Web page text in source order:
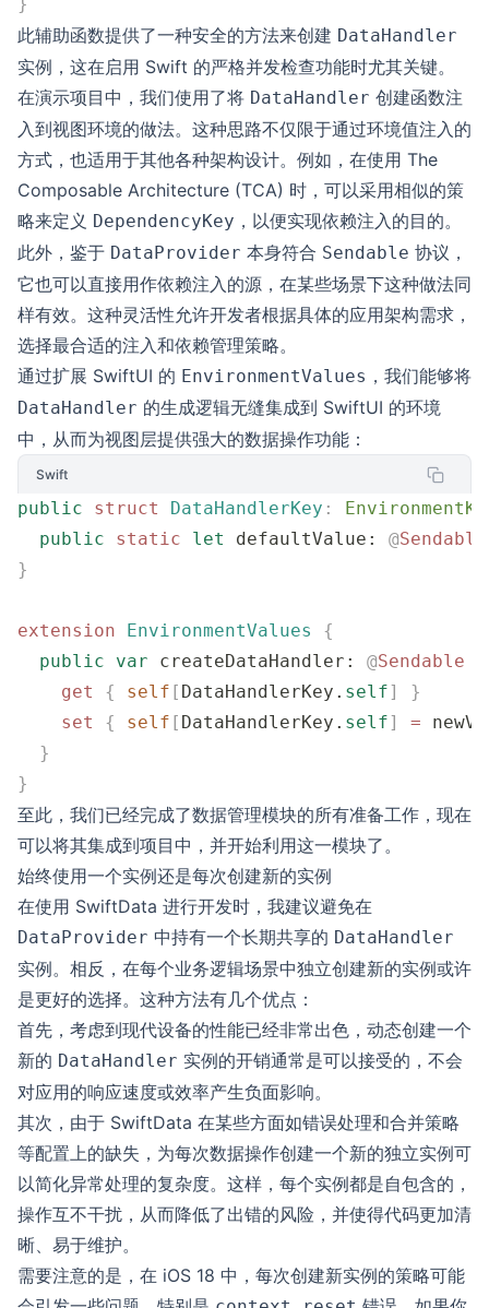
此辅助函数提供了一种安全的方法来创建 DataHandler
实例，这在启用 Swift 的严格并发检查功能时尤其关键。
在演示项目中，我们使用了将 DataHandler 创建函数注
入到视图环境的做法。这种思路不仅限于通过环境值注入的
方式，也适用于其他各种架构设计。例如，在使用 The
Composable Architecture (TCA) 时，可以采用相似的策
略来定义 DependencyKey ，以便实现依赖注入的目的。
此外，鉴于 DataProvider 本身符合 Sendable 协议，
它也可以直接用作依赖注入的源，在某些场景下这种做法同
样有效。这种灵活性允许开发者根据具体的应用架构需求，
选择最合适的注入和依赖管理策略。
通过扩展 SwiftUI 的 EnvironmentValues ，我们能够将
DataHandler 的生成逻辑无缝集成到 SwiftUI 的环境
中，从而为视图层提供强大的数据操作功能：
Swift
public struct DataHandlerKey :
  public
static let defaultValue: @Sendable
}
extension EnvironmentValues
{
  public
var createDataHandler: @Sendable
    get
{ self [ DataHandlerKey. self]
}
    set
{ self [ DataHandlerKey. self] =
  }
}
至此，我们已经完成了数据管理模块的所有准备工作，现在
可以将其集成到项目中，并开始利用这一模块了。
始终使用一个实例还是每次创建新的实例
在使用 SwiftData 进行开发时，我建议避免在
DataProvider 中持有一个长期共享的 DataHandler
实例。相反，在每个业务逻辑场景中独立创建新的实例或许
是更好的选择。这种方法有几个优点：
首先，考虑到现代设备的性能已经非常出色，动态创建一个
新的 DataHandler 实例的开销通常是可以接受的，不会
对应用的响应速度或效率产生负面影响。
其次，由于 SwiftData 在某些方面如错误处理和合并策略
等配置上的缺失，为每次数据操作创建一个新的独立实例可
以简化异常处理的复杂度。这样，每个实例都是自包含的，
操作互不干扰，从而降低了出错的风险，并使得代码更加清
晰、易于维护。
需要注意的是，在 iOS 18 中，每次创建新实例的策略可能